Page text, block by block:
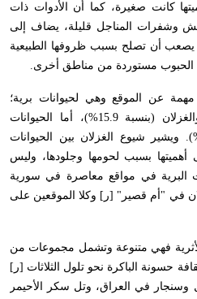
كانت صغيرة، كما أن الأدوات ذات
وشفرات المناجل قليلة، يضاف إلى
يصعب أن تصلح بسبب ظروفها الطبيعية
الحبوب مستوردة من مناطق أخرى.
مهمة عن الموقع وهي لحيوانات برية؛
والحمار البري (بنسبة 5.68%) والغزلان (بنسبة 15.9%)، أما الحيوانات
فهي قليلة نسبياً (11.4%). ويشير شيوع الغزلان بين الحيوانات
بسبب لحومها وجلودها، وليس
البرية في مواقع معاصرة في سورية
في "أم قصير" [ر] وكلا الموقعين على
الأثرية فهي متنوعة وتشمل مجموعات من
حسونة الباكرة نحو تلول الثلاثات [ر]
في العراق، وتل سكر الأحيمر